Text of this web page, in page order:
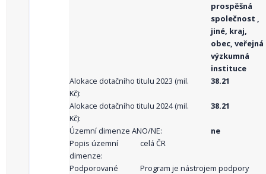
prospěšná
společnost ,
jiné, kraj,
obec, veřejná
výzkumná
instituce
Alokace dotačního titulu 2023 (mil.
Kč):
38.21
Alokace dotačního titulu 2024 (mil.
Kč):
38.21
Územní dimenze ANO/NE:
ne
Popis územní
dimenze:
celá ČR
Podporované
Program je nástrojem podpory